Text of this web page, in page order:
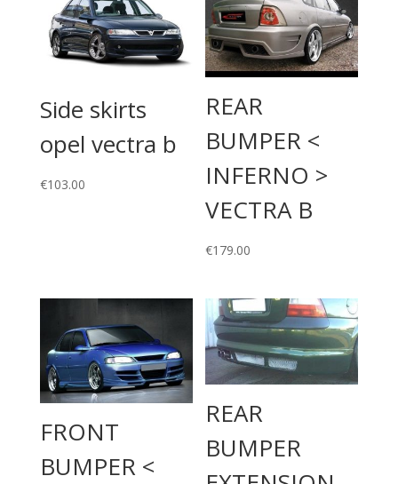
Side skirts
opel vectra b
€103.00
REAR
BUMPER <
INFERNO >
VECTRA B
€179.00
FRONT
BUMPER <
REAR
BUMPER